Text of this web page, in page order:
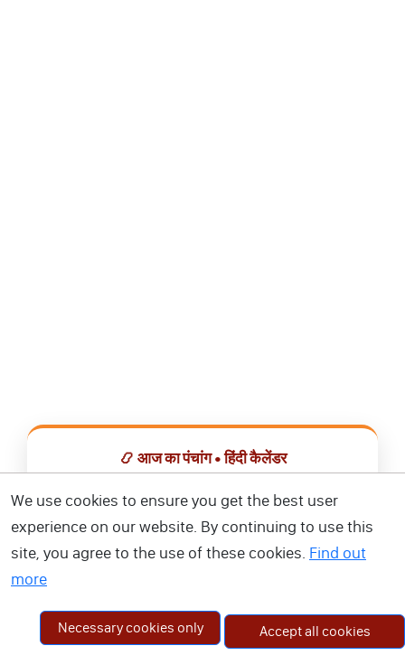
📿 आज का पंचांग • हिंदी कैलेंडर
📅 हिंदी कैलेंडर ऐप डाउनलोड करें
We use cookies to ensure you get the best user
experience on our website. By continuing to use this
site, you agree to the use of these cookies. Find out
more
Necessary cookies only Accept all cookies